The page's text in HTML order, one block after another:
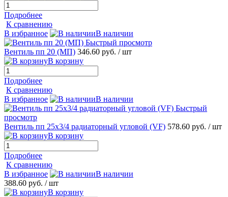
Подробнее
К сравнению
В избранное
В наличии
Быстрый просмотр
Вентиль пп 20 (МП) 346.60 руб. / шт
В корзину
Подробнее
К сравнению
В избранное
В наличии
Быстрый
просмотр
Вентиль пп 25х3/4 радиаторный угловой (VF) 578.60 руб. / шт
В корзину
Подробнее
К сравнению
В избранное
В наличии
388.60 руб. / шт
В корзину